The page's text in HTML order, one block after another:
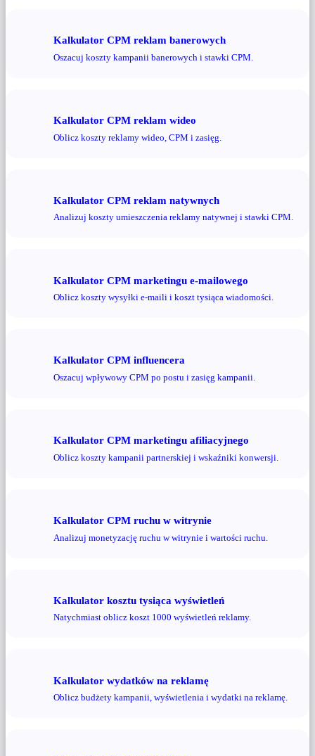
Kalkulator CPM reklam banerowych
Oszacuj koszty kampanii banerowych i stawki CPM.
Kalkulator CPM reklam wideo
Oblicz koszty reklamy wideo, CPM i zasięg.
Kalkulator CPM reklam natywnych
Analizuj koszty umieszczenia reklamy natywnej i stawki CPM.
Kalkulator CPM marketingu e-mailowego
Oblicz koszty wysyłki e-maili i koszt tysiąca wiadomości.
Kalkulator CPM influencera
Oszacuj wpływowy CPM po postu i zasięg kampanii.
Kalkulator CPM marketingu afiliacyjnego
Oblicz koszty kampanii partnerskiej i wskaźniki konwersji.
Kalkulator CPM ruchu w witrynie
Analizuj monetyzację ruchu w witrynie i wartości ruchu.
Kalkulator kosztu tysiąca wyświetleń
Natychmiast oblicz koszt 1000 wyświetleń reklamy.
Kalkulator wydatków na reklamę
Oblicz budżety kampanii, wyświetlenia i wydatki na reklamę.